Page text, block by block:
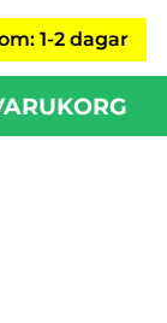
1-2 dagar